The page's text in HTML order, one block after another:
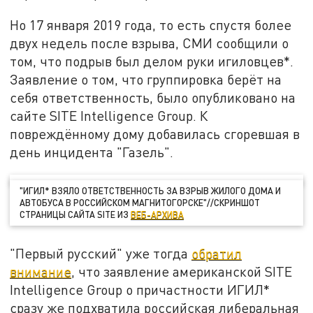
Но 17 января 2019 года, то есть спустя более
двух недель после взрыва, СМИ сообщили о
том, что подрыв был делом руки игиловцев*.
Заявление о том, что группировка берёт на
себя ответственность, было опубликовано на
сайте SITE Intelligence Group. К
повреждённому дому добавилась сгоревшая в
день инцидента "Газель".
"ИГИЛ* ВЗЯЛО ОТВЕТСТВЕННОСТЬ ЗА ВЗРЫВ ЖИЛОГО ДОМА И
АВТОБУСА В РОССИЙСКОМ МАГНИТОГОРСКЕ"//СКРИНШОТ
СТРАНИЦЫ САЙТА SITE ИЗВЕБ-АРХИВА
"Первый русский" уже тогда обратил
внимание, что заявление американской SITE
Intelligence Group о причастности ИГИЛ*
сразу же подхватила российская либеральная